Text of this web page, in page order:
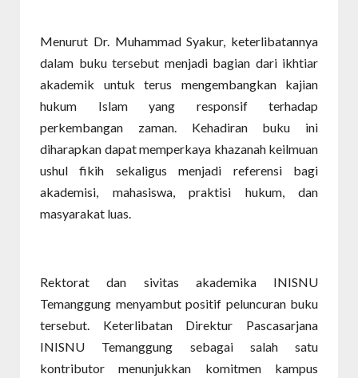
Menurut Dr. Muhammad Syakur, keterlibatannya
dalam buku tersebut menjadi bagian dari ikhtiar
akademik untuk terus mengembangkan kajian
hukum Islam yang responsif terhadap
perkembangan zaman. Kehadiran buku ini
diharapkan dapat memperkaya khazanah keilmuan
ushul fikih sekaligus menjadi referensi bagi
akademisi, mahasiswa, praktisi hukum, dan
masyarakat luas.
Rektorat dan sivitas akademika INISNU
Temanggung menyambut positif peluncuran buku
tersebut. Keterlibatan Direktur Pascasarjana
INISNU Temanggung sebagai salah satu
kontributor menunjukkan komitmen kampus